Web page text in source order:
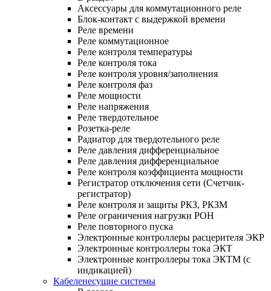
Аксессуары для коммутационного реле
Блок-контакт с выдержкой времени
Реле времени
Реле коммутационное
Реле контроля температуры
Реле контроля тока
Реле контроля уровня/заполнения
Реле контроля фаз
Реле мощности
Реле напряжения
Реле твердотельное
Розетка-реле
Радиатор для твердотельного реле
Реле давления дифференциальное
Реле давления дифференциальное
Реле контроля коэффициента мощности
Регистратор отключения сети (Счетчик-
регистратор)
Реле контроля и защиты РКЗ, РКЗМ
Реле ограничения нагрузки РОН
Реле повторного пуска
Электронные контроллеры расцерителя ЭКР
Электронные контроллеры тока ЭКТ
Электронные контроллеры тока ЭКТМ (с
индикацией)
Кабеленесущие системы